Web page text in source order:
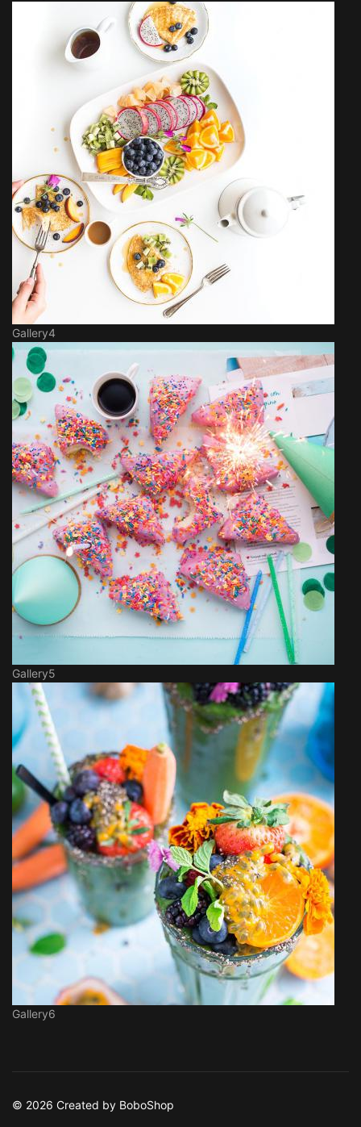
Gallery4
Gallery5
Gallery6
© 2026 Created by BoboShop